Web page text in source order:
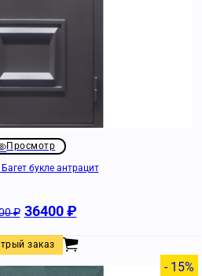
Просмотр
букле антрацит
₽ 36400₽
заказ
- 15%